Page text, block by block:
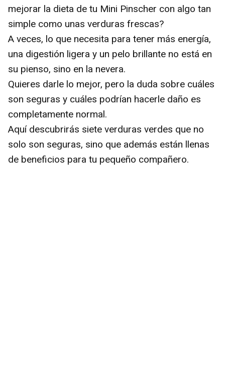
mejorar la dieta de tu Mini Pinscher con algo tan
simple como unas verduras frescas?
A veces, lo que necesita para tener más energía,
una digestión ligera y un pelo brillante no está en
su pienso, sino en la nevera.
Quieres darle lo mejor, pero la duda sobre cuáles
son seguras y cuáles podrían hacerle daño es
completamente normal.
Aquí descubrirás siete verduras verdes que no
solo son seguras, sino que además están llenas
de beneficios para tu pequeño compañero.